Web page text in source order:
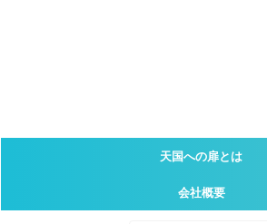
天国への扉とは
会社概要